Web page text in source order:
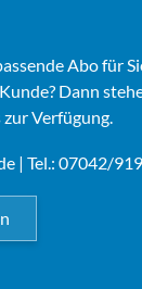
Abo für
Dann
Verfügung.
| Tel.: 07042/